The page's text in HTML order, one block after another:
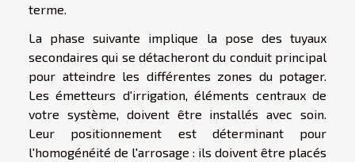
terme.
La phase suivante implique la pose des tuyaux
secondaires qui se détacheront du conduit principal
pour atteindre les différentes zones du potager.
Les émetteurs d'irrigation, éléments centraux de
votre système, doivent être installés avec soin.
Leur positionnement est déterminant pour
l'homogénéité de l'arrosage : ils doivent être placés